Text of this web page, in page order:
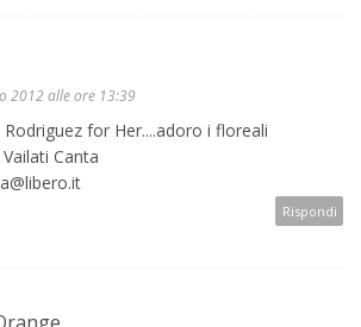
2012 alle ore 13:39
for Her....adoro i floreali
Canta
Rispondi